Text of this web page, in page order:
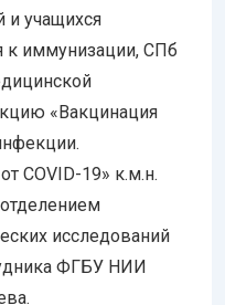
и учащихся
к иммунизации, СПб
«Вакцинация
COVID-19» к.м.н.
исследований
ФГБУ НИИ